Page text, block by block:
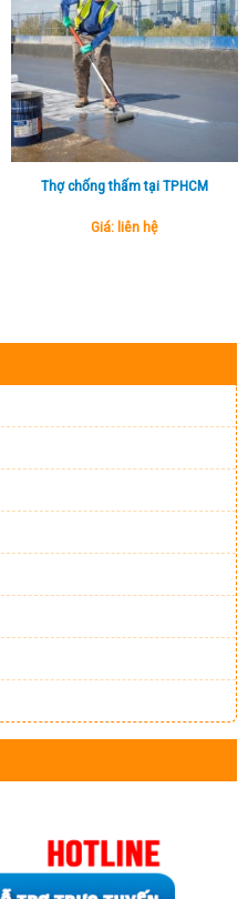
Thợ chống thấm tại TPHCM
Giá: liên hệ